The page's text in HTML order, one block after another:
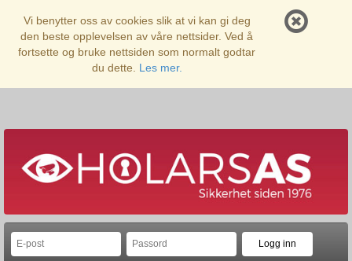
Vi benytter oss av cookies slik at vi kan gi deg
den beste opplevelsen av våre nettsider. Ved å
fortsette og bruke nettsiden som normalt godtar
du dette. Les mer.